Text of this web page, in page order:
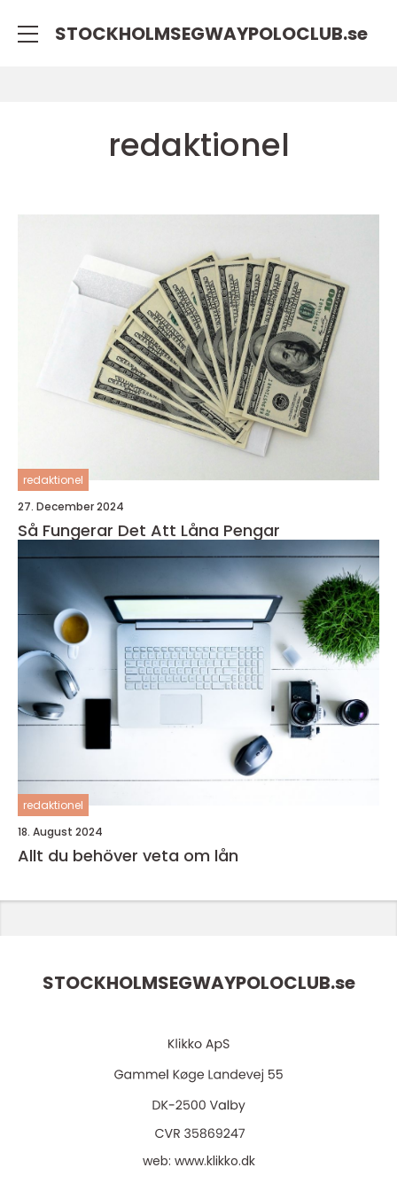
STOCKHOLMSEGWAYPOLOCLUB.se
redaktionel
redaktionel
27. December 2024
Så Fungerar Det Att Låna Pengar
redaktionel
18. August 2024
Allt du behöver veta om lån
STOCKHOLMSEGWAYPOLOCLUB.se
web: www.klikko.dk